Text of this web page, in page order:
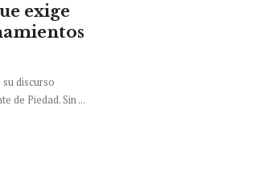
exige
discurso
de Piedad. Sin ...